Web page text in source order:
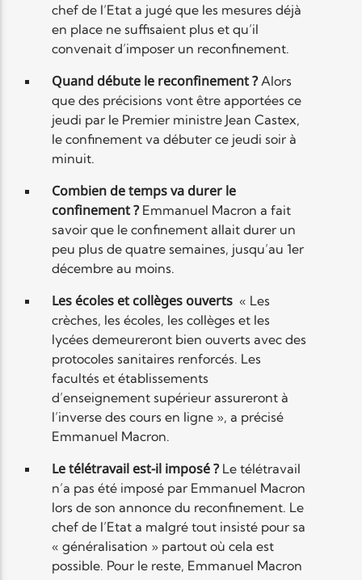
chef de l’Etat a jugé que les mesures déjà
en place ne suffisaient plus et qu’il
convenait d’imposer un reconfinement.
Quand débute le reconfinement ?Alors
que des précisions vont être apportées ce
jeudi par le Premier ministre Jean Castex,
le confinement va débuter ce jeudi soir à
minuit.
Combien de temps va durer le
confinement ?Emmanuel Macron a fait
savoir que le confinement allait durer un
peu plus de quatre semaines, jusqu’au 1er
décembre au moins.
Les écoles et collèges ouverts « Les
crèches, les écoles, les collèges et les
lycées demeureront bien ouverts avec des
protocoles sanitaires renforcés. Les
facultés et établissements
d’enseignement supérieur assureront à
l’inverse des cours en ligne », a précisé
Emmanuel Macron.
Le télétravail est-il imposé ? Le télétravail
n’a pas été imposé par Emmanuel Macron
lors de son annonce du reconfinement. Le
chef de l’Etat a malgré tout insisté pour sa
« généralisation » partout où cela est
possible. Pour le reste, Emmanuel Macron